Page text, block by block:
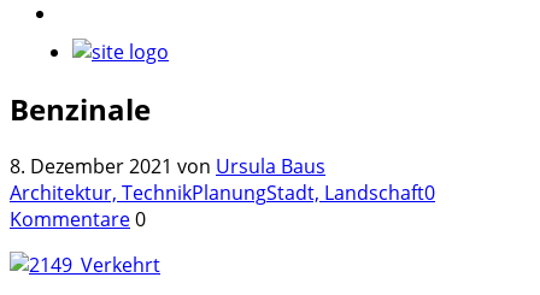
Benzinale
8. Dezember 2021 von Ursula Baus
Architektur, TechnikPlanungStadt, Landschaft0
Kommentare0